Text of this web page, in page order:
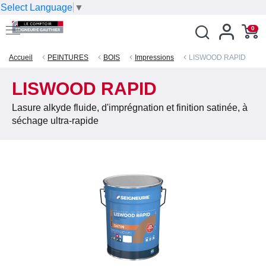
Select Language ▼
0
Accueil PEINTURES BOIS Impressions LISWOOD RAPID
LISWOOD RAPID
Lasure alkyde fluide, d'imprégnation et finition satinée, à
séchage ultra-rapide